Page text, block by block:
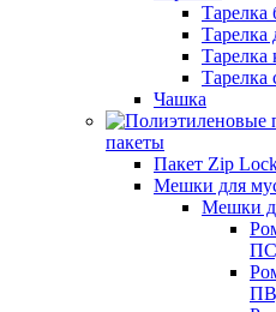
Тарелка
Тарелка
Тарелка
Тарелка
Чашка
пакеты
Пакет Zip
Мешки для
Мешки